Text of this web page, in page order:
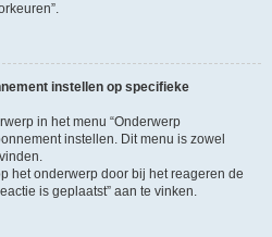
instellen op specifieke
in het menu “Onderwerp
instellen. Dit menu is zowel
het onderwerp door bij het reageren de
is geplaatst” aan te vinken.